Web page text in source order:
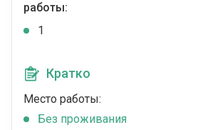
работы:
1
Кратко
Место работы:
Без проживания